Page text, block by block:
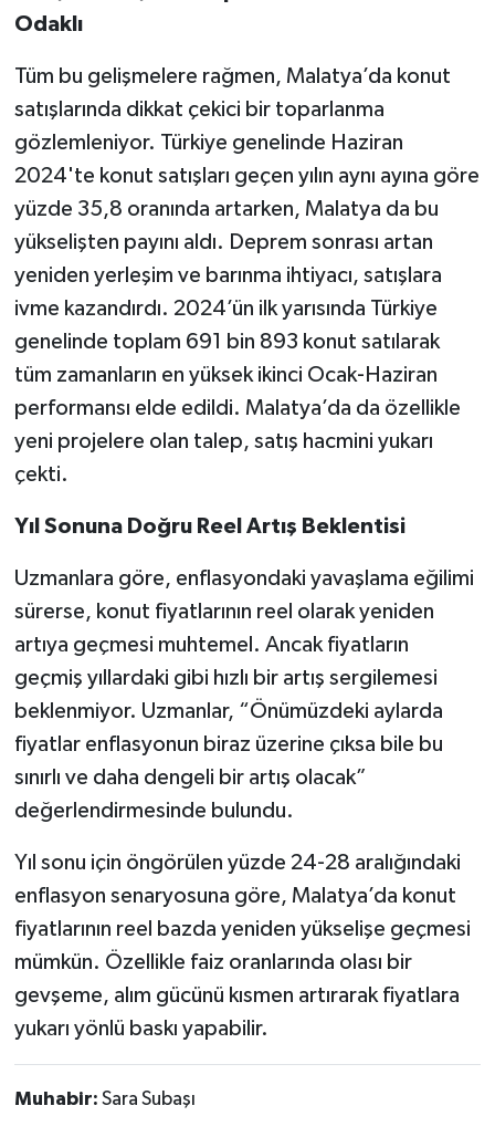
Odaklı
Tüm bu gelişmelere rağmen, Malatya’da konut
satışlarında dikkat çekici bir toparlanma
gözlemleniyor. Türkiye genelinde Haziran
2024'te konut satışları geçen yılın aynı ayına göre
yüzde 35,8 oranında artarken, Malatya da bu
yükselişten payını aldı. Deprem sonrası artan
yeniden yerleşim ve barınma ihtiyacı, satışlara
ivme kazandırdı. 2024’ün ilk yarısında Türkiye
genelinde toplam 691 bin 893 konut satılarak
tüm zamanların en yüksek ikinci Ocak-Haziran
performansı elde edildi. Malatya’da da özellikle
yeni projelere olan talep, satış hacmini yukarı
çekti.
Yıl Sonuna Doğru Reel Artış Beklentisi
Uzmanlara göre, enflasyondaki yavaşlama eğilimi
sürerse, konut fiyatlarının reel olarak yeniden
artıya geçmesi muhtemel. Ancak fiyatların
geçmiş yıllardaki gibi hızlı bir artış sergilemesi
beklenmiyor. Uzmanlar, “Önümüzdeki aylarda
fiyatlar enflasyonun biraz üzerine çıksa bile bu
sınırlı ve daha dengeli bir artış olacak”
değerlendirmesinde bulundu.
Yıl sonu için öngörülen yüzde 24-28 aralığındaki
enflasyon senaryosuna göre, Malatya’da konut
fiyatlarının reel bazda yeniden yükselişe geçmesi
mümkün. Özellikle faiz oranlarında olası bir
gevşeme, alım gücünü kısmen artırarak fiyatlara
yukarı yönlü baskı yapabilir.
Muhabir: Sara Subaşı